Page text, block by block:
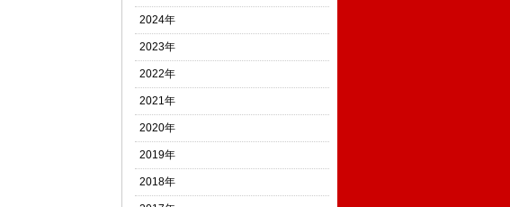
2024年
2023年
2022年
2021年
2020年
2019年
2018年